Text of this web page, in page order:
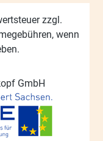
zzgl.
wenn
GmbH